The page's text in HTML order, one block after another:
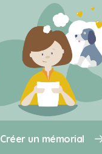
Créer un mémorial
Qui sommes-nous ?
Créer un mémorial